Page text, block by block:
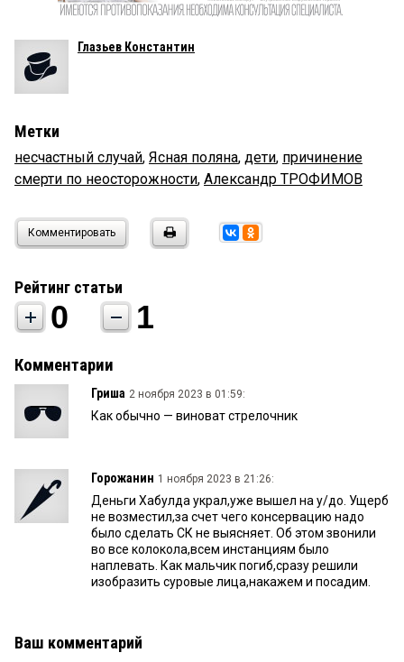
Глазьев Константин
Метки
несчастный случай, Ясная поляна, дети, причинение
смерти по неосторожности, Александр ТРОФИМОВ
Комментировать
Рейтинг статьи
0 1
Комментарии
Гриша 2 ноября 2023 в 01:59:
Как обычно — виноват стрелочник
Горожанин 1 ноября 2023 в 21:26:
Деньги Хабулда украл,уже вышел на у/до. Ущерб
не возместил,за счет чего консервацию надо
было сделать СК не выясняет. Об этом звонили
во все колокола,всем инстанциям было
наплевать. Как мальчик погиб,сразу решили
изобразить суровые лица,накажем и посадим.
Ваш комментарий